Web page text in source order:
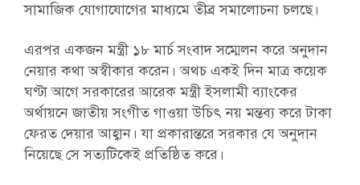
সামাজিক যোগাযোগের মাধ্যমে তীব্র সমালোচনা চলছে।
এরপর একজন মন্ত্রী ১৮ মার্চ সংবাদ সম্মেলন করে অনুদান
নেয়ার কথা অস্বীকার করেন। অথচ একই দিন মাত্র কয়েক
ঘণ্টা আগে সরকারের আরেক মন্ত্রী ইসলামী ব্যাংকের
অর্থায়নে জাতীয় সংগীত গাওয়া উচিৎ নয় মন্তব্য করে টাকা
ফেরত দেয়ার আহ্বান। যা প্রকারান্তরে সরকার যে অনুদান
নিয়েছে সে সত্যটিকেই প্রতিষ্ঠিত করে।